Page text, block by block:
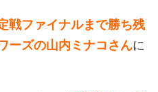
戦ファイナルまで勝ち残
ーズの山内ミナコさんに